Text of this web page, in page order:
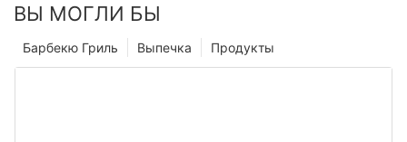
ВЫ МОГЛИ БЫ
Продукты
Выпечка
Барбекю Гриль